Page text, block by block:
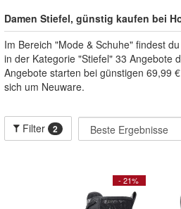
Damen Stiefel, günstig kaufen bei
Im Bereich "Mode & Schuhe" findest
in der Kategorie "Stiefel" 33 Angebote
Angebote starten bei günstigen 69,99
sich um Neuware.
Filter 2
- 21%